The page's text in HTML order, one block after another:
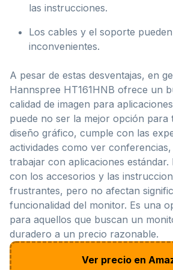
las instrucciones.
Los cables y el soporte
inconvenientes.
A pesar de estas desventajas, en
Hannspree HT161HNB ofrece un
calidad de imagen para
puede no ser la mejor opción para
diseño gráfico, cumple con las
actividades como ver
trabajar con aplicaciones estándar.
con los accesorios y las
frustrantes, pero no afectan
funcionalidad del monitor. Es una
para aquellos que buscan un
duradero a un precio razonable.
Ver precio en